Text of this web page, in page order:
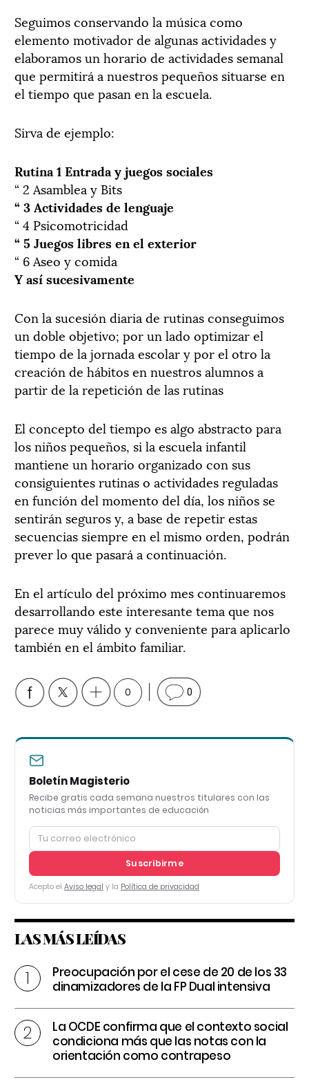
Seguimos conservando la música como
elemento motivador de algunas actividades y
elaboramos un horario de actividades semanal
que permitirá a nuestros pequeños situarse en
el tiempo que pasan en la escuela.
Sirva de ejemplo:
Rutina 1 Entrada y juegos sociales
“ 2 Asamblea y Bits
“ 3 Actividades de lenguaje
“ 4 Psicomotricidad
“ 5 Juegos libres en el exterior
“ 6 Aseo y comida
Y así sucesivamente
Con la sucesión diaria de rutinas conseguimos
un doble objetivo; por un lado optimizar el
tiempo de la jornada escolar y por el otro la
creación de hábitos en nuestros alumnos a
partir de la repetición de las rutinas
El concepto del tiempo es algo abstracto para
los niños pequeños, si la escuela infantil
mantiene un horario organizado con sus
consiguientes rutinas o actividades reguladas
en función del momento del día, los niños se
sentirán seguros y, a base de repetir estas
secuencias siempre en el mismo orden, podrán
prever lo que pasará a continuación.
En el artículo del próximo mes continuaremos
desarrollando este interesante tema que nos
parece muy válido y conveniente para aplicarlo
también en el ámbito familiar.
0 0
Boletín Magisterio
Recibe gratis cada semana nuestros titulares con las
noticias más importantes de educación
Suscribirme
Acepto el Aviso legal y la Política de privacidad
LAS MÁS LEÍDAS
Preocupación por el cese de 20 de los 33
dinamizadores de la FP Dual intensiva
La OCDE confirma que el contexto social
condiciona más que las notas con la
orientación como contrapeso